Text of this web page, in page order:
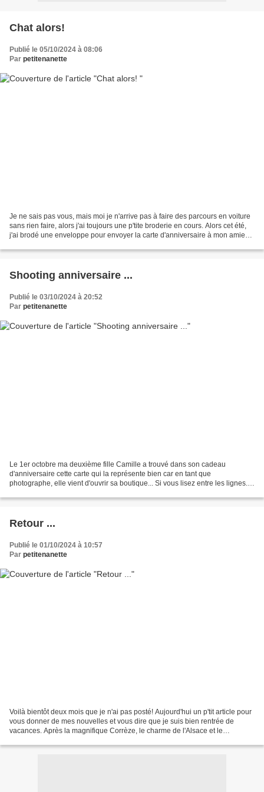
Chat alors!
Publié le 05/10/2024 à 08:06
Par petitenanette
Je ne sais pas vous, mais moi je n'arrive pas à faire des parcours en voiture
sans rien faire, alors j'ai toujours une p'tite broderie en cours. Alors cet été,
j'ai brodé une enveloppe pour envoyer la carte d'anniversaire à mon amie
Shooting anniversaire ...
Publié le 03/10/2024 à 20:52
Par petitenanette
Le 1er octobre ma deuxième fille Camille a trouvé dans son cadeau
d'anniversaire cette carte qui la représente bien car en tant que
photographe, elle vient d'ouvrir sa boutique... Si vous lisez entre les lignes...
Retour ...
Publié le 01/10/2024 à 10:57
Par petitenanette
Voilà bientôt deux mois que je n'ai pas posté! Aujourd'hui un p'tit article pour
vous donner de mes nouvelles et vous dire que je suis bien rentrée de
vacances. Après la magnifique Corrèze, le charme de l'Alsace et le